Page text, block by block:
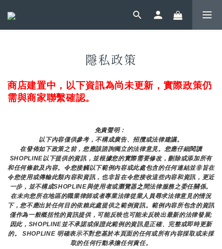
隱私政策
商店建置中，以下資訊為尚未更新，實際政策仍
需與商家聯繫確認。
免責聲明：
以下內容僅供參考，不構成廣告、招攬或法律建議。
在發佈如下政策之前，您應該諮詢獨立的法律意見。您應仔細閱讀
SHOPLINE以下提供的資訊，並根據您的實際需要修改，刪除或添加所有
和任何條款及內容。令您接觸以下範例內容或此處包含的任何連結並非旨在
令您使用或傳輸此類內容和資訊，也非旨在令您接收這些內容和資訊，更近
一步，並不構成SHOPLINE與使用者或瀏覽器之間法律服務之委任關係。
在未向您所在地區的職業律師或者專業法律從業人員尋求法律意見的情況
下，您不應出於任何目的依賴此處提供之範例資訊。範例內容所包含的資訊
僅作為一般概括性的資訊提供，可能反映也可能未反映出最新的法律發展;
因此，SHOPLINE並不承諾或保證此範例的資訊是正確、完整或即時更新
的。 SHOPLINE 明確表示不對您基於本頁面的任何或所有內容採取或未採
取的任何行動承擔任何責任。